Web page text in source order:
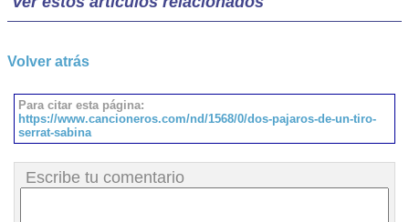
Volver atrás
Para citar esta página:
https://www.cancioneros.com/nd/1568/0/dos-pajaros-de-un-tiro-
serrat-sabina
Escribe tu comentario